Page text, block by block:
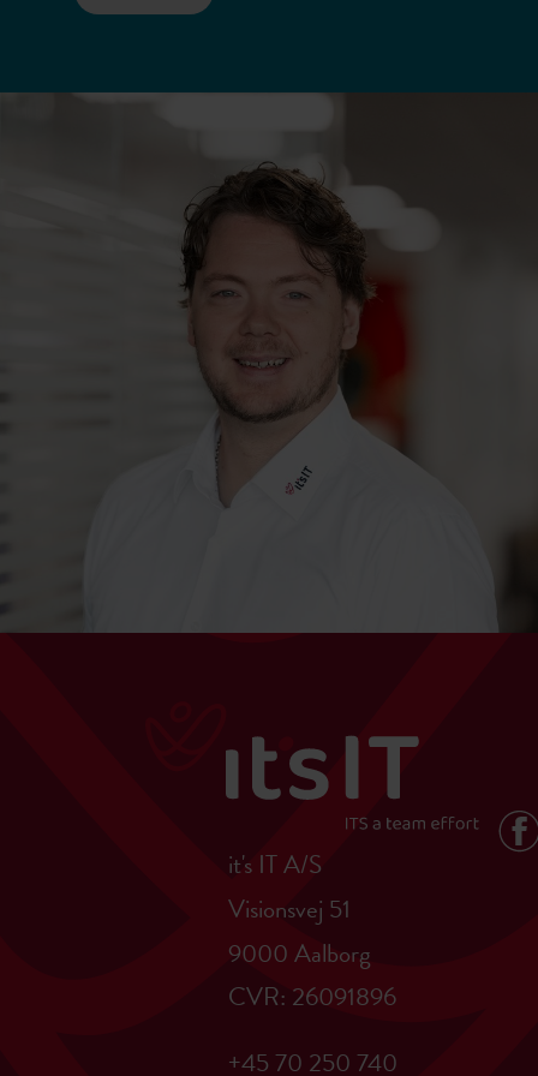
it's IT A/S
Visionsvej 51
9000 Aalborg
CVR: 26091896
+45 70 250 740